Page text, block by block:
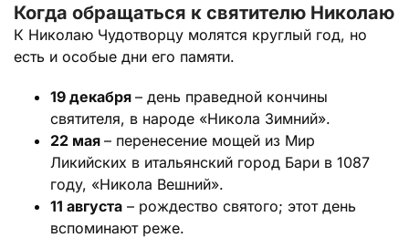
Когда обращаться к святителю Николаю
К Николаю Чудотворцу молятся круглый год, но
есть и особые дни его памяти.
19 декабря – день праведной кончины
святителя, в народе «Никола Зимний».
22 мая – перенесение мощей из Мир
Ликийских в итальянский город Бари в 1087
году, «Никола Вешний».
11 августа – рождество святого; этот день
вспоминают реже.